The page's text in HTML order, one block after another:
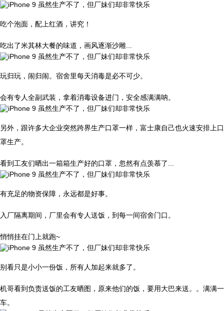
吃个泡面，配上红酒，讲究！
吃出了米其林大餐的味道，画风逐渐沙雕...
玩归玩，闹归闹。宿舍里每天消毒是必不可少。
会有专人全副武装，拿着消毒设备进门，安全感满满呐。
另外，跟许多大企业突然跨界生产口罩一样，富士康自己也火速安排上口
罩生产。
看到工友们晒出一箱箱生产好的口罩，忽然有点羡慕了...
有充足的物资保障，永远都是好事。
入厂隔离期间，厂里会有专人送饭，到每一间宿舍门口。
悄悄挂在门上就跑~
别看只是小小一份饭，所有人加起来就多了。
机哥看到负责送饭的工友晒图，原来他们的饭，要用大巴来送。。满满一
车。